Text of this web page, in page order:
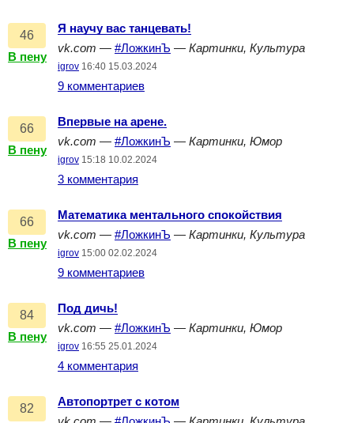
46
В пену
Я научу вас танцевать!
vk.com — #ЛожкинЪ — Картинки, Культура
igrov 16:40 15.03.2024
9 комментариев
66
В пену
Впервые на арене.
vk.com — #ЛожкинЪ — Картинки, Юмор
igrov 15:18 10.02.2024
3 комментария
66
В пену
Математика ментального спокойствия
vk.com — #ЛожкинЪ — Картинки, Культура
igrov 15:00 02.02.2024
9 комментариев
84
В пену
Под дичь!
vk.com — #ЛожкинЪ — Картинки, Юмор
igrov 16:55 25.01.2024
4 комментария
82
Автопортрет с котом